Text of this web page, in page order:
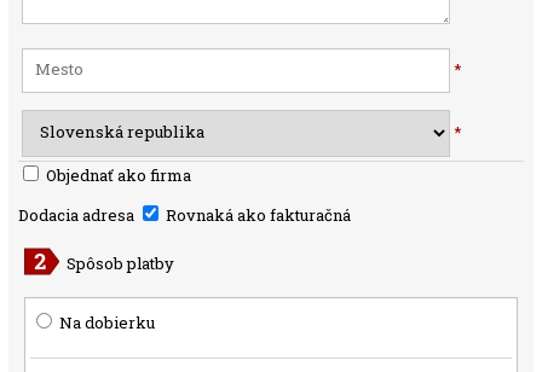
*
*
Objednať ako firma
Dodacia adresa
Rovnaká ako fakturačná
Spôsob platby
Na dobierku